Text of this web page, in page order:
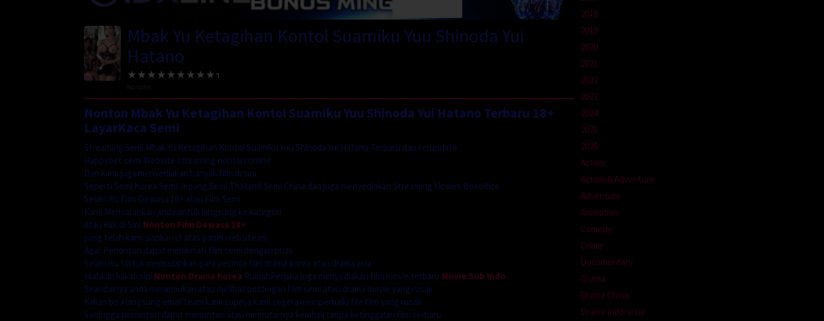
Mbak Yu Ketagihan Kontol Suamiku Yuu Shinoda Yui
Hatano
Nonton Mbak Yu Ketagihan Kontol Suamiku Yuu Shinoda Yui Hatano Terbaru 18+
LayarKaca Semi
Streaming Semi Mbak Yu Ketagihan Kontol Suamiku Yuu Shinoda Yui Hatano Terbaru dan terupdate
Happybet semi Website streaming nonton online
Dan kami juga menyediakan banyak film di sini
Seperti Semi Korea Semi Jepang Semi Thailand Semi China dan juga menyediakan Streaming Movies Boxoffice
Selain itu Film Dewasa 18+ atau Film Semi
Kami Menyarankan anda untuk langsung ke kategori
Atau Klik di Sini Nonton Film Dewasa 18+
yang telah kami siapkan di atas panel website ini
Agar Penonton dapat menikmati film semi dengan puas
Selain itu Untuk memudahkan para pecinta film drama korea atau drama asia
silahkan klik di sini Nonton Drama Korea RumahPerjaka juga menyediakan film movie terbaru Movie Sub Indo
Seandainya anda menemukan atau melihat postingan film semi atau drama movie yang rusak
Kalian bisa langsung email team kami supaya kami segera memperbaiki file film yang rusak
Sehingga penonton dapat menonton atau memutarnya kembali tanpa ketinggalan film terbaru
2018
2019
2020
2021
2022
2023
2024
2025
2026
Action
Action & Adventure
Adventure
Animation
Comedy
Crime
Documentary
Drama
Drama China
Drama Indonesia